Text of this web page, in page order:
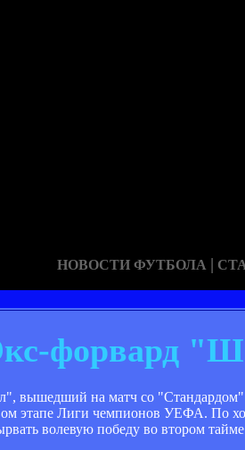
НОВОСТИ ФУТБОЛА |
форвард
вышедший на матч со "Стандардом"
этапе Лиги чемпионов УЕФА. По
волевую победу во втором